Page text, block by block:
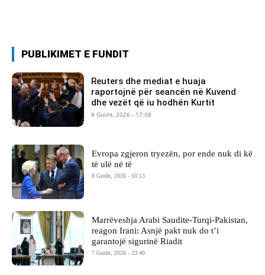
PUBLIKIMET E FUNDIT
Reuters dhe mediat e huaja
raportojnë për seancën në Kuvend
dhe vezët që iu hodhën Kurtit
8 Gusht, 2026 - 17:08
Evropa zgjeron tryezën, por ende nuk di kë
të ulë në të
8 Gusht, 2026 - 10:13
Marrëveshja Arabi Saudite-Turqi-Pakistan,
reagon Irani: Asnjë pakt nuk do t’i
garantojë sigurinë Riadit
7 Gusht, 2026 - 23:49